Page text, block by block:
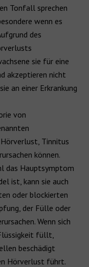
Tonfall sprechen
wenn es
des
sie für eine
akzeptieren nicht
an einer Erkrankung
von
Tinnitus
können.
das Hauptsymptom
ist, kann sie auch
oder blockierten
der Fülle oder
Wenn sich
füllt,
beschädigt
Hörverlust führt.